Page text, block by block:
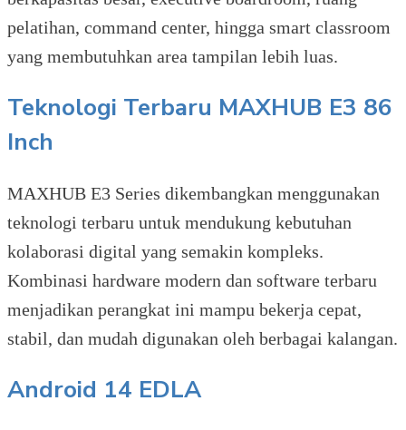
pelatihan, command center, hingga smart classroom
yang membutuhkan area tampilan lebih luas.
Teknologi Terbaru MAXHUB E3 86
Inch
MAXHUB E3 Series dikembangkan menggunakan
teknologi terbaru untuk mendukung kebutuhan
kolaborasi digital yang semakin kompleks.
Kombinasi hardware modern dan software terbaru
menjadikan perangkat ini mampu bekerja cepat,
stabil, dan mudah digunakan oleh berbagai kalangan.
Android 14 EDLA